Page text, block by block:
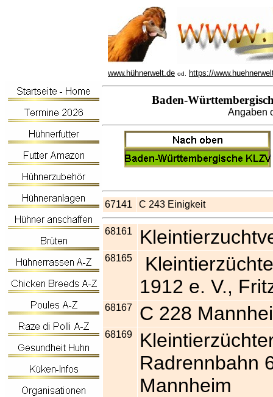
www.hühnerwelt.de od. https://
Baden-
Angaben
67141 C 243 Einigkeit
68161
68165
1912 e. V.,
68167 C 228
68169
Radrennbahn
Mannheim